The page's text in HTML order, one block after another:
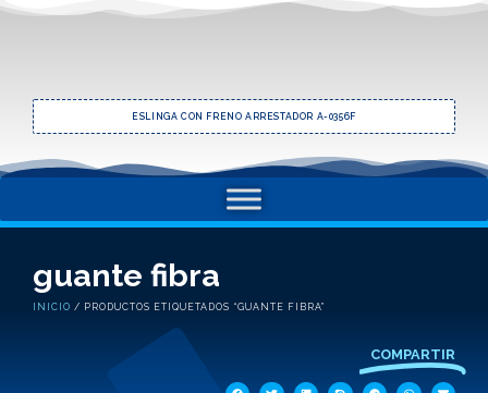
ESLINGA CON FRENO ARRESTADOR A-0356F
guante fibra
INICIO / PRODUCTOS ETIQUETADOS “GUANTE FIBRA”
COMPARTIR